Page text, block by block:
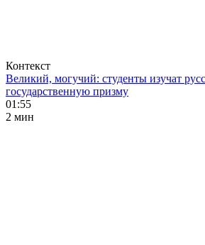
Контекст
Великий, могучий: студенты изучат
государственную призму
01:55
2 мин